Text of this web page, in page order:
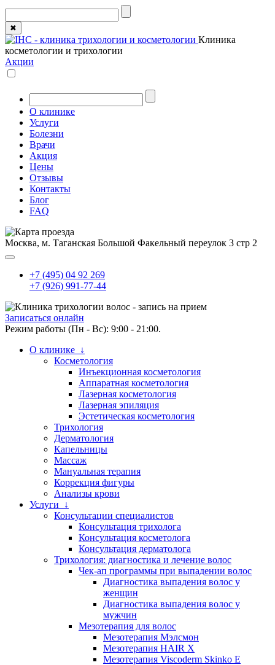
✖
Клиника
косметологии и трихологии
Акции
О клинике
Услуги
Болезни
Врачи
Акция
Цены
Отзывы
Контакты
Блог
FAQ
Москва, м. Таганская Большой Факельный переулок 3 стр 2
+7 (495) 04 92 269
+7 (926) 991-77-44
Записаться онлайн
Режим работы (Пн - Вс): 9:00 - 21:00.
О клинике ↓
Косметология
Инъекционная косметология
Аппаратная косметология
Лазерная косметология
Лазерная эпиляция
Эстетическая косметология
Трихология
Дерматология
Капельницы
Массаж
Мануальная терапия
Коррекция фигуры
Анализы крови
Услуги ↓
Консультации специалистов
Консультация трихолога
Консультация косметолога
Консультация дерматолога
Трихология: диагностика и лечение волос
Чек-ап программы при выпадении волос
Диагностика выпадения волос у
женщин
Диагностика выпадения волос у
мужчин
Мезотерапия для волос
Мезотерапия Мэлсмон
Мезотерапия HAIR X
Мезотерапия Viscoderm Skinko E